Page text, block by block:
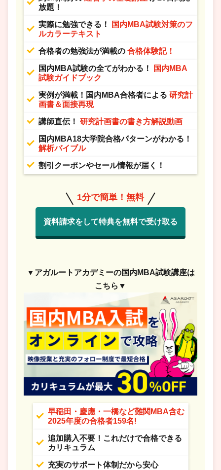
放題！
実際に勉強できる！
国内MBA試験対策のフ
ルカラーテキスト
合格者の勉強法が満載の 合格体験記！
国内MBA試験の全てがわかる！
国内MBA
試験ガイドブック
実例が満載！国内MBA合格者による 研究計
画書＆面接再現
講師直伝！ 研究計画書の書き方解説動画
国内MBA18大学院合格パターンがわかる！
解析バイブル
割引クーポンやセール情報が届く！
1分で簡単！無料
資料請求をして特典を無料で受け取る
▼アガルートアカデミーの国内MBA試験講座は
こちら▼
早稲田・慶應・一橋など難関MBA含む
2025年度の合格者159名!
追加購入不要！これだけで合格できる
カリキュラム
充実のサポート体制だから安心